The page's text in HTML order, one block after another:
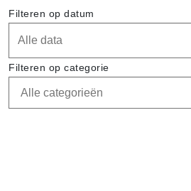
Filteren op datum
Filteren op categorie